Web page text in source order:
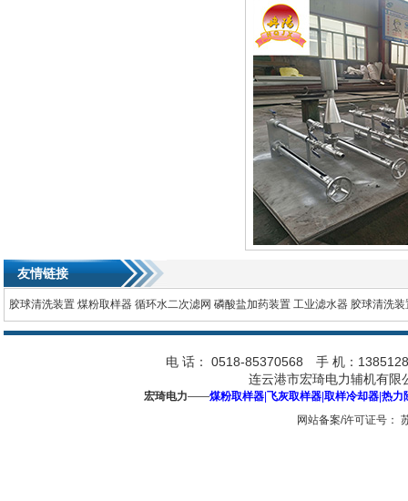
友情链接
胶球清洗装置 煤粉取样器 循环水二次滤网 磷酸盐加药装置 工业滤水器 胶球清洗装
电 话： 0518-85370568 手 机：
连云港市宏琦电力辅机有
宏琦电力——煤粉取样器 飞灰取样器 取样冷却器 热力
网站备案/许可证号：